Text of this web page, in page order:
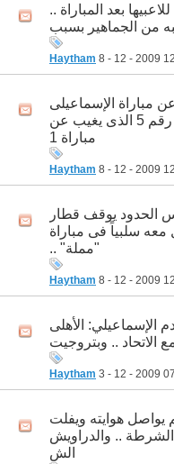
بعد المباراة ..
من الجماهير بسبب
Haytham 8 - 12 - 2009
مباراة الإسماعيلى
والأهلى ويصبح اللاعب رقم 5 الذى يغيب عن
مباراة 1
Haytham 8 - 12 - 2009
الحدود يوقف قطار
معه سلبياً فى مباراة
"مملة" ..
Haytham 8 - 12 - 2009
الإسماعيلي: الأهلى
الاتحاد .. وبتروجيت
Haytham 3 - 12 - 2009
هوايته ويفلت
.. والدراويش
الش